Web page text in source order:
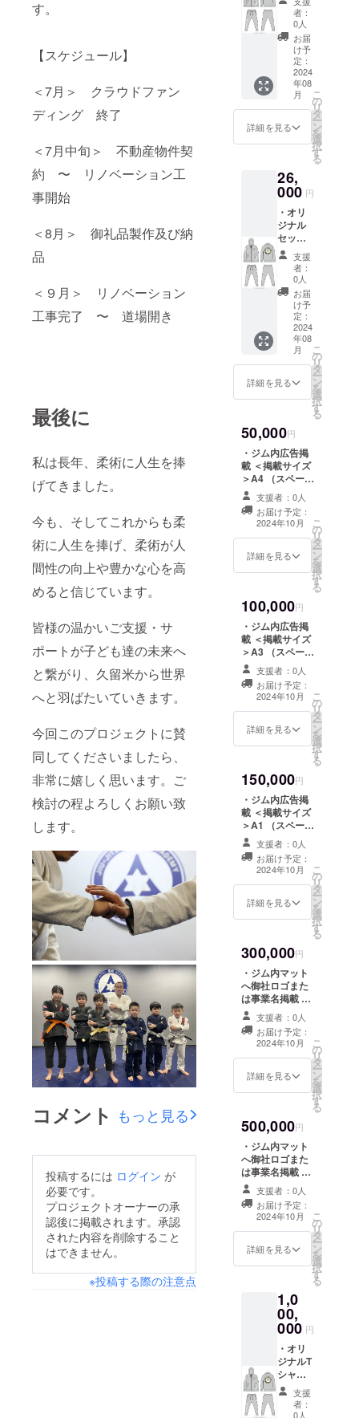
す。
【スケジュール】
＜7月＞ クラウドファン
ディング 終了
＜7月中旬＞ 不動産物件契
約 〜 リノベーション工
事開始
＜8月＞ 御礼品製作及び納
品
＜９月＞ リノベーション
工事完了 〜 道場開き
最後に
私は長年、柔術に人生を捧
げてきました。
今も、そしてこれからも柔
術に人生を捧げ、柔術が人
間性の向上や豊かな心を高
めると信じています。
皆様の温かいご支援・サ
ポートが子ども達の未来へ
と繋がり、久留米から世界
へと羽ばたいていきます。
今回このプロジェクトに賛
同してくださいましたら、
非常に嬉しく思います。ご
検討の程よろしくお願い致
します。
コメント もっと見る
投稿するには ログイン が
必要です。
プロジェクトオーナーの承
認後に掲載されます。承認
された内容を削除すること
はできません。
※投稿する際の注意点
サイズ
＞6cm
x 6cm ※
デザイ
ンは、
予告な
く変更
される
場合が
ありま
＜サイ
ズ＞
XS,S,M.
L.XL.XX
L ＜枚
数＞１
ザイン
は、予
告なく
変更さ
りま
す。
者：
0人
お届
け予
定：
2024
年08
月
詳細を見る
こ
の
リ
タ
ー
ン
を
選
択
す
る
26,
000 円
・オリ
ジナル
セット
アップ
＜サイ
ズ＞
XS,S,M.
L.XL.XX
L ＜枚
数＞１
リジナ
ルTシャ
ツ ＜枚
数＞１
XS,S,M.
L ※デザ
イン
は、予
告なく
変更さ
れる場
す。
支援
者：
0人
お届
け予
定：
2024
年08
月
詳細を見る
こ
の
リ
タ
ー
ン
を
選
択
す
る
50,000円
・ジム内広告掲
載 ＜掲載サイズ
＞A4 （スペース
に限りがあるた
め、掲載点数・
場所は申し込み
件数により変動
致します。） ＜
掲載箇所＞１箇
所 ＜掲載期間＞
方法＞社名、ロ
ゴ、広告 （掲載
内容は内容が適
切かどうか、事
前に審査させて
いただきます）
＜連絡方法＞詳
細はメールにて
ご連絡させてい
ただきます。 ＜
備考欄記入＞支
援時、必ず備考
される内容をご
記入ください。
支援者：0人
お届け予定：
2024年10月
詳細を見る
こ
の
リ
タ
ー
ン
を
選
択
す
る
100,000円
・ジム内広告掲
載 ＜掲載サイズ
＞A3 （スペース
に限りがあるた
め、掲載点数・
場所は申し込み
件数により変動
致します。） ＜
掲載箇所＞１箇
所 ＜掲載期間＞
方法＞社名、ロ
ゴ、広告 （掲載
内容は内容が適
切かどうか、事
前に審査させて
いただきます）
＜連絡方法＞詳
細はメールにて
ご連絡させてい
ただきます。 ＜
備考欄記入＞支
援時、必ず備考
される内容をご
記入ください。
支援者：0人
お届け予定：
2024年10月
詳細を見る
こ
の
リ
タ
ー
ン
を
選
択
す
る
150,000円
・ジム内広告掲
載 ＜掲載サイズ
＞A1 （スペース
に限りがあるた
め、掲載点数・
場所は申し込み
件数により変動
致します。） ＜
掲載箇所＞１箇
所 ＜掲載期間＞
方法＞社名、ロ
ゴ、広告 （掲載
内容は内容が適
切かどうか、事
前に審査させて
いただきます）
＜連絡方法＞詳
細はメールにて
ご連絡させてい
ただきます。 ＜
備考欄記入＞支
援時、必ず備考
される内容をご
記入ください。
支援者：0人
お届け予定：
2024年10月
詳細を見る
こ
の
リ
タ
ー
ン
を
選
択
す
る
300,000円
・ジム内マット
へ御社ロゴまた
は事業名掲載 ＜
掲載サイズ＞最
大1m四方内
（スペースに限
りがあるため、
掲載点数・場所
は申し込み件数
掲載期間＞事業
が存続する限り
掲載 ＜掲載方法
＞社名、ロゴ、
事業名 （掲載内
容は内容が適切
かどうか、事前
に審査させてい
ただきます） ＜
連絡方法＞詳細
はメールにてご
連絡させていた
考欄記入＞支援
時、必ず備考欄
に掲載を希望さ
れる内容をご記
入ください。
支援者：0人
お届け予定：
2024年10月
詳細を見る
こ
の
リ
タ
ー
ン
を
選
択
す
る
500,000円
・ジム内マット
へ御社ロゴまた
は事業名掲載 ＜
掲載サイズ＞最
大1m四方内
（スペースに限
りがあるため、
掲載点数・場所
は申し込み件数
掲載期間＞事業
が存続する限り
掲載 ＜掲載方法
事業名 （掲載内
容は内容が適切
かどうか、事前
に審査させてい
ただきます） ＜
支援者：0人
お届け予定：
2024年10月
詳細を見る
こ
の
リ
タ
ー
ン
を
選
択
す
る
1,0
00,
000 円
・オリ
ジナルT
シャツ
＜枚数
＞２枚
＜サイ
支援
者：
0人